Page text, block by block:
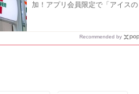
加！アプリ会員限定で「アイスの
Recommended by